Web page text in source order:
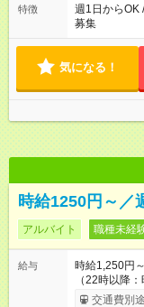
による) ★自
特徴
週1日からOK
募集
気になる！
時給1250円～／
アルバイト 職種未経
給与
時給1,250円～
（22時以降
食事補助あ
交通費別